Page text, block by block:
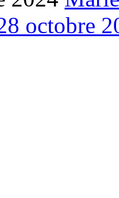
octobre